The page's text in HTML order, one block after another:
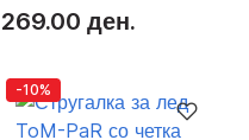
269.00 ден.
-10%